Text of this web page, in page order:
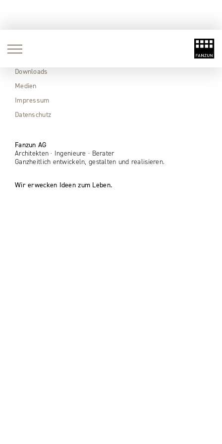
Aktuell
Downloads
Medien
Impressum
Datenschutz
Fanzun AG
Architekten · Ingenieure · Berater
Ganzheitlich entwickeln, gestalten und realisieren.
Wir erwecken Ideen zum Leben.